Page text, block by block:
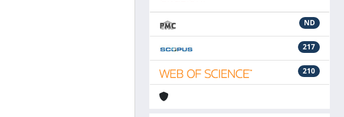
ND
217
210